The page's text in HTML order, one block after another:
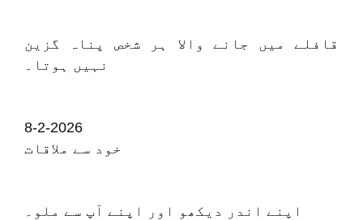
قافلے میں جانے والا ہر شخص پناہ گزین
نہیں ہوتا۔
8-2-2026
خود سے ملاقات
اپنے اندر دیکھو اور اپنے آپ سے ملو۔